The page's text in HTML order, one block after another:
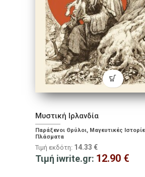
Μυστική Ιρλανδία
Παράξενοι Θρύλοι, Μαγευτικές
Πλάσματα
Τιμή εκδότη: 14.33 €
Τιμή iwrite.gr: 12.90 €